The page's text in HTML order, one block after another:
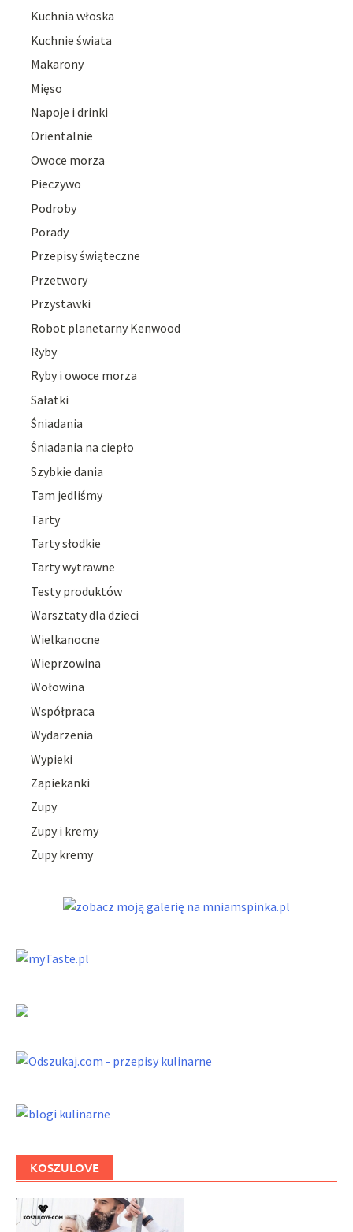
Kuchnia włoska
Kuchnie świata
Makarony
Mięso
Napoje i drinki
Orientalnie
Owoce morza
Pieczywo
Podroby
Porady
Przepisy świąteczne
Przetwory
Przystawki
Robot planetarny Kenwood
Ryby
Ryby i owoce morza
Sałatki
Śniadania
Śniadania na ciepło
Szybkie dania
Tam jedliśmy
Tarty
Tarty słodkie
Tarty wytrawne
Testy produktów
Warsztaty dla dzieci
Wielkanocne
Wieprzowina
Wołowina
Współpraca
Wydarzenia
Wypieki
Zapiekanki
Zupy
Zupy i kremy
Zupy kremy
KOSZULOVE